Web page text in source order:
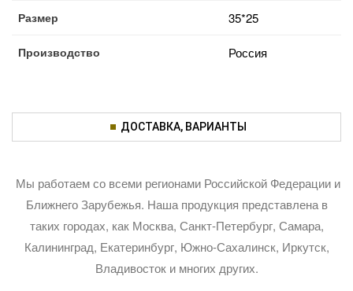
Размер 35*25
Производство Россия
ДОСТАВКА, ВАРИАНТЫ
Мы работаем со всеми регионами Российской Федерации и
Ближнего Зарубежья. Наша продукция представлена в
таких городах, как Москва, Санкт-Петербург, Самара,
Калининград, Екатеринбург, Южно-Сахалинск, Иркутск,
Владивосток и многих других.